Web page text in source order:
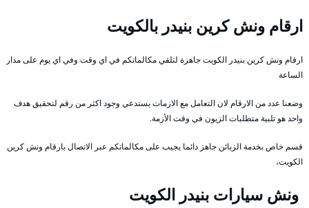
ارقام ونش كرين بنيدر بالكويت
ارقام ونش كرين بنيدر الكويت جاهزة لتلقي مكالماتكم في اي وقت وفي اي يوم على مدار
الساعة
وضعنا عدد من الارقام لان التعامل مع الازمات يستدعي وجود اكثر من رقم لتحقيق هدف
واحد هو تلبية متطلبات الزبون في وقت الأزمة.
قسم خاص بخدمة الزبائن جاهز دائما يجيب على مكالماتكم عبر الاتصال بارقام ونش كرين
الكويت،
ونش سيارات بنيدر الكويت